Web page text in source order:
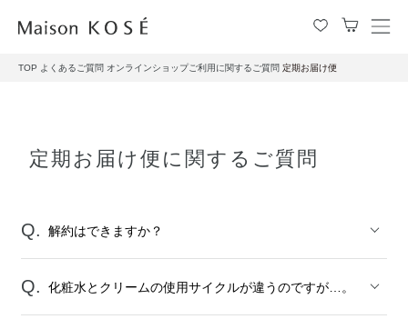
メ
TOP よくあるご質問 オンラインショップご利用に関するご質問 定期お届け便
定期お届け便に関するご質問
解約はできますか？
化粧水とクリームの使用サイクルが違うのですが…。